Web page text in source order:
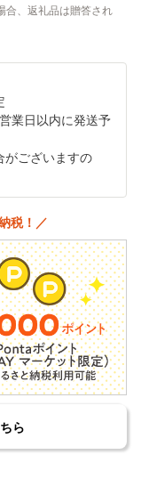
合、返礼品は贈答され
業日以内に発送予
がございますの
税！／
ら